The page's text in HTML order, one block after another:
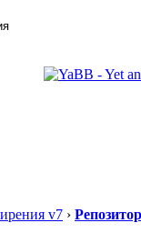
v7 ›